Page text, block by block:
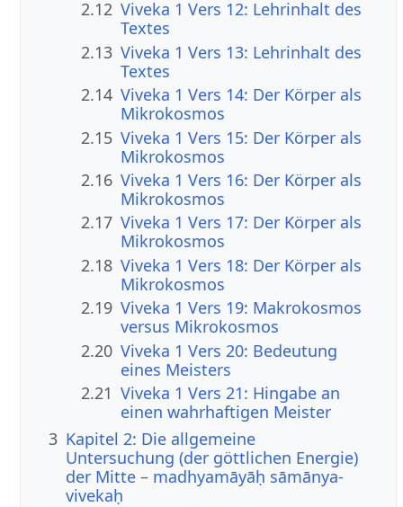
2.12 Viveka 1 Vers 12: Lehrinhalt des
Textes
2.13 Viveka 1 Vers 13: Lehrinhalt des
Textes
2.14 Viveka 1 Vers 14: Der Körper als
Mikrokosmos
2.15 Viveka 1 Vers 15: Der Körper als
Mikrokosmos
2.16 Viveka 1 Vers 16: Der Körper als
Mikrokosmos
2.17 Viveka 1 Vers 17: Der Körper als
Mikrokosmos
2.18 Viveka 1 Vers 18: Der Körper als
Mikrokosmos
2.19 Viveka 1 Vers 19: Makrokosmos
versus Mikrokosmos
2.20 Viveka 1 Vers 20: Bedeutung
eines Meisters
2.21 Viveka 1 Vers 21: Hingabe an
einen wahrhaftigen Meister
3 Kapitel 2: Die allgemeine
Untersuchung (der göttlichen Energie)
der Mitte – madhyamāyāḥ sāmānya-
vivekaḥ